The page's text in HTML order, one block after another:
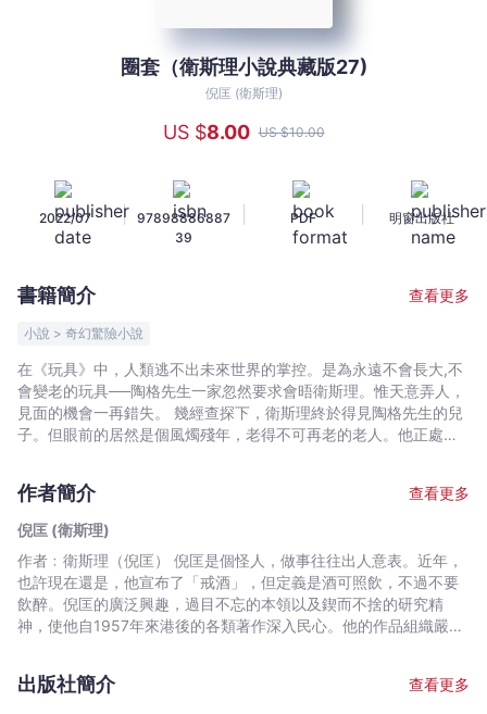
版
27)
倪
匡
(衛
理)
文
宇
宙
｜
圈套（衛斯理小說典藏版27)
倪匡 (衛斯理)
US $8.00 US $10.00
2022/07 |
97898886887
39
PDF 明窗出版社
書籍簡介 查看更多
小說 > 奇幻驚險小說
在《玩具》中，人類逃不出未來世界的掌控。是為永遠不會長大,不
會變老的玩具──陶格先生一家忽然要求會晤衛斯理。惟天意弄人，
見面的機會一再錯失。 幾經查探下，衛斯理終於得見陶格先生的兒
子。但眼前的居然是個風燭殘年，老得不可再老的老人。他正處於
毀滅，自掘墳墓的圈套之中。
作者簡介
查看更多
倪匡 (衛斯理)
作者﹕衛斯理（倪匡） 倪匡是個怪人，做事往往出人意表。近年，
也許現在還是，他宣布了「戒酒」，但定義是酒可照飲，不過不要
飲醉。倪匡的廣泛興趣，過目不忘的本領以及鍥而不捨的研究精
神，使他自1957年來港後的各類著作深入民心。他的作品組織嚴謹
啟文 從害怕寫作變成天天寫作，從一名編劇變成了小說作者。在接
出版社簡介 查看更多